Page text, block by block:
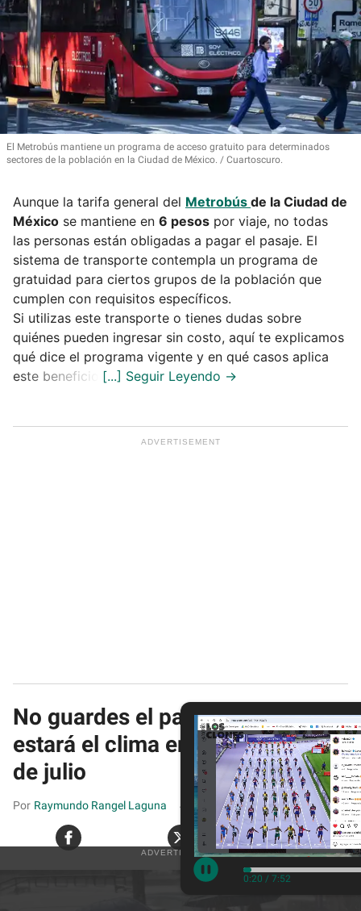
0:22 / 7:52
El Metrobús mantiene un programa de acceso gratuito para determinados
sectores de la población en la Ciudad de México.
Cuartoscuro.
Aunque la tarifa general del Metrobús de la Ciudad de
México se mantiene en 6 pesos por viaje, no todas
las personas están obligadas a pagar el pasaje. El
sistema de transporte contempla un programa de
gratuidad para ciertos grupos de la población que
cumplen con requisitos específicos.
Si utilizas este transporte o tienes dudas sobre
quiénes pueden ingresar sin costo, aquí te explicamos
qué dice el programa vigente y en qué casos aplica
este beneficio.
No guardes el paraguas: así
estará el clima en CDMX hoy 29
de julio
Raymundo Rangel Laguna Jul 29, 2026